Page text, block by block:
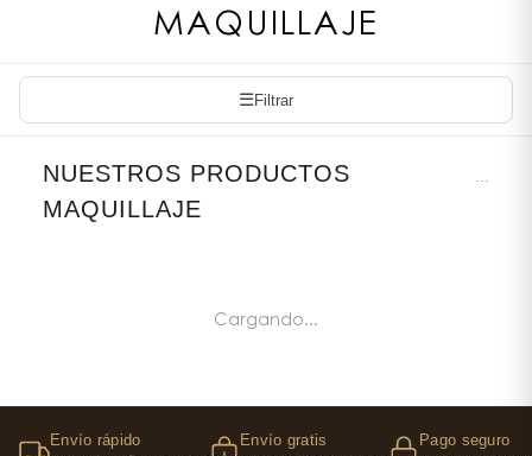
MAQUILLAJE
☰Filtrar
NUESTROS PRODUCTOS
MAQUILLAJE
...
Cargando...
Envío rápido Envío gratis Pago seguro